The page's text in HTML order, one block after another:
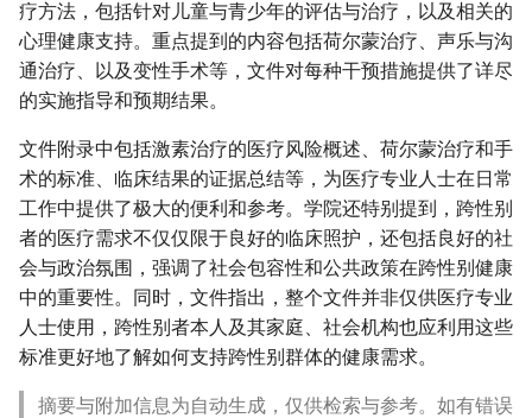
疗方法，包括针对儿童与青少年的评估与治疗，以及相关的
心理健康支持。重点提到的内容包括荷尔蒙治疗、声乐与沟
通治疗、以及变性手术等，文件对每种干预措施提供了详尽
的实施指导和预期结果。
文件附录中包括激素治疗的医疗风险概述、荷尔蒙治疗和手
术的标准、临床结果的证据总结等，为医疗专业人士在日常
工作中提供了极大的便利和参考。学院还特别提到，跨性别
者的医疗需求不仅仅限于良好的临床照护，还包括良好的社
会与政治氛围，强调了社会包容性和公共政策在跨性别健康
中的重要性。同时，文件指出，整个文件并非仅供医疗专业
人士使用，跨性别者本人及其家庭、社会机构也应利用这些
标准更好地了解如何支持跨性别群体的健康需求。
摘要与附加信息为自动生成，仅供检索与参考。如有错误